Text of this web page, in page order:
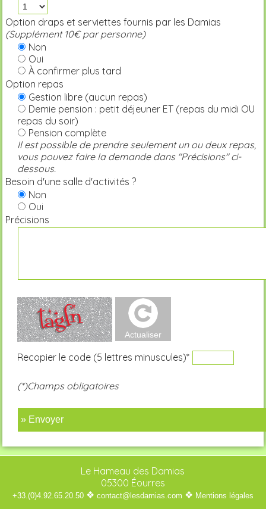
Option draps et serviettes fournis par les Damias
(Supplément 10€ par personne)
Non
Oui
À confirmer plus tard
Option repas
Gestion libre (aucun repas)
Demie pension : petit déjeuner ET (repas du midi OU
repas du soir)
Pension complète
Il est possible de prendre seulement un ou deux repas,
vous pouvez faire la demande dans "Précisions" ci-
dessous.
Besoin d'une salle d'activités ?
Non
Oui
Précisions
Recopier le code (5 lettres minuscules)*
(*)Champs obligatoires
» Envoyer
Le Hameau des Damias
05300 Éourres
+33.(0)4.92.65.20.50 ❖ contact@lesdamias.com ❖ Mentions légales